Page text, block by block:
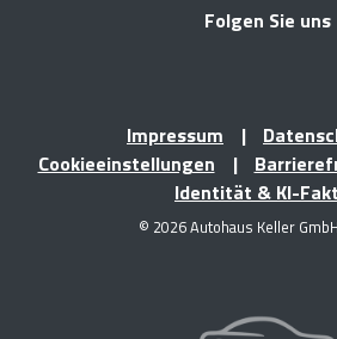
Folgen Sie uns
Impressum
Cookieeinstellungen
Identität & KI-
© 2026 Autohaus Keller